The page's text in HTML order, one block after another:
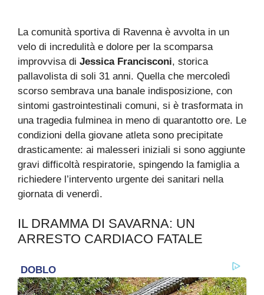
La comunità sportiva di Ravenna è avvolta in un
velo di incredulità e dolore per la scomparsa
improvvisa di Jessica Francisconi, storica
pallavolista di soli 31 anni. Quella che mercoledì
scorso sembrava una banale indisposizione, con
sintomi gastrointestinali comuni, si è trasformata in
una tragedia fulminea in meno di quarantotto ore. Le
condizioni della giovane atleta sono precipitate
drasticamente: ai malesseri iniziali si sono aggiunte
gravi difficoltà respiratorie, spingendo la famiglia a
richiedere l’intervento urgente dei sanitari nella
giornata di venerdì.
IL DRAMMA DI SAVARNA: UN
ARRESTO CARDIACO FATALE